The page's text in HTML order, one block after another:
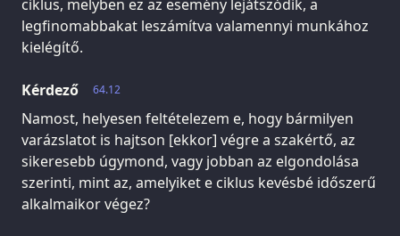
ciklus, melyben ez az esemény lejátszódik, a
legfinomabbakat leszámítva valamennyi munkához
kielégítő.
64.12
Kérdező
Namost, helyesen feltételezem e, hogy bármilyen
varázslatot is hajtson [ekkor] végre a szakértő, az
sikeresebb úgymond, vagy jobban az elgondolása
szerinti, mint az, amelyiket e ciklus kevésbé időszerű
alkalmaikor végez?